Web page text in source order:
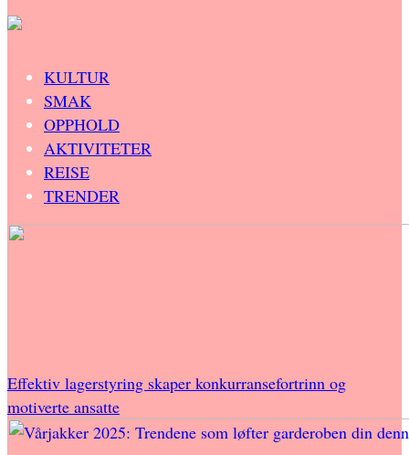
KULTUR
SMAK
OPPHOLD
AKTIVITETER
REISE
TRENDER
Effektiv lagerstyring skaper konkurransefortrinn og
motiverte ansatte